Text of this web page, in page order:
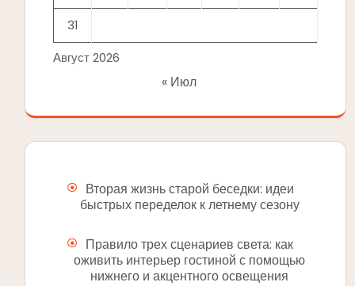
Август 2026
31
« Июл
Вторая жизнь старой беседки: идеи
быстрых переделок к летнему сезону
Правило трех сценариев света: как
оживить интерьер гостиной с помощью
нижнего и акцентного освещения